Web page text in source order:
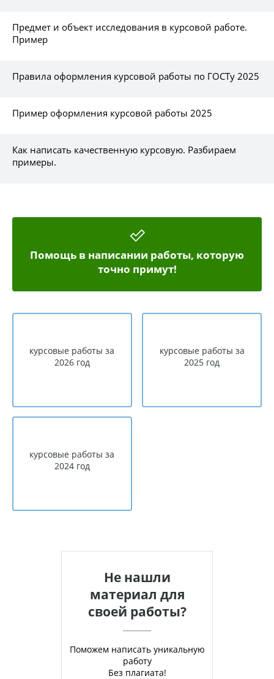
Предмет и объект исследования в курсовой работе.
Пример
Правила оформления курсовой работы по ГОСТу 2025
Пример оформления курсовой работы 2025
Как написать качественную курсовую. Разбираем
примеры.
Помощь в написании работы, которую
точно примут!
курсовые работы за
2026 год
курсовые работы за
2025 год
курсовые работы за
2024 год
Не нашли
материал для
своей работы?
Поможем написать уникальную
работу
Без плагиата!